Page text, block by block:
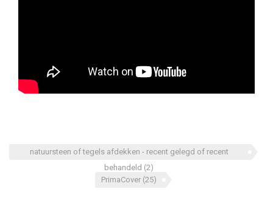
natuursteen of tegels afdekken - recent gelegd of recent
behandeld (2)
PrimaCover (25)